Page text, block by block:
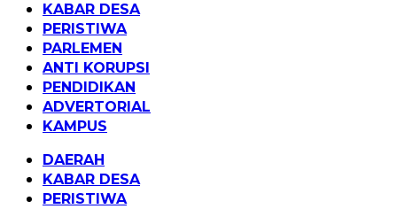
KABAR DESA
PERISTIWA
PARLEMEN
ANTI KORUPSI
PENDIDIKAN
ADVERTORIAL
KAMPUS
DAERAH
KABAR DESA
PERISTIWA